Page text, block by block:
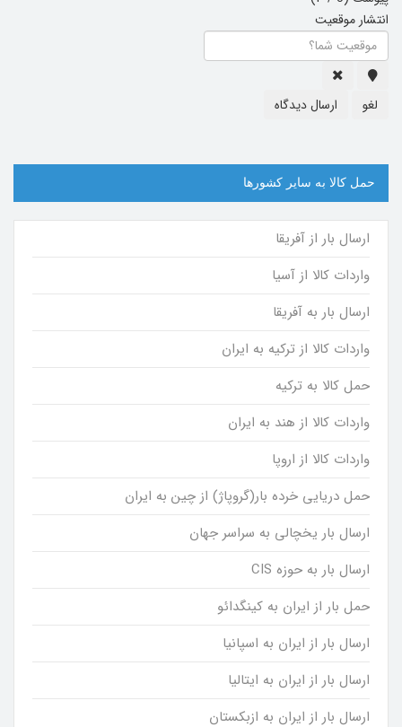
انتشار موقعیت
لغو ارسال دیدگاه
حمل کالا به سایر کشورها
ارسال بار از آفریقا
واردات کالا از آسیا
ارسال بار به آفریقا
واردات کالا از ترکیه به ایران
حمل کالا به ترکیه
واردات کالا از هند به ایران
واردات کالا از اروپا
حمل دریایی خرده بار(گروپاژ) از چین به ایران
ارسال بار یخچالی به سراسر جهان
ارسال بار به حوزه CIS
حمل بار از ایران به کینگدائو
ارسال بار از ایران به اسپانیا
ارسال بار از ایران به ایتالیا
ارسال بار از ایران به ازبکستان